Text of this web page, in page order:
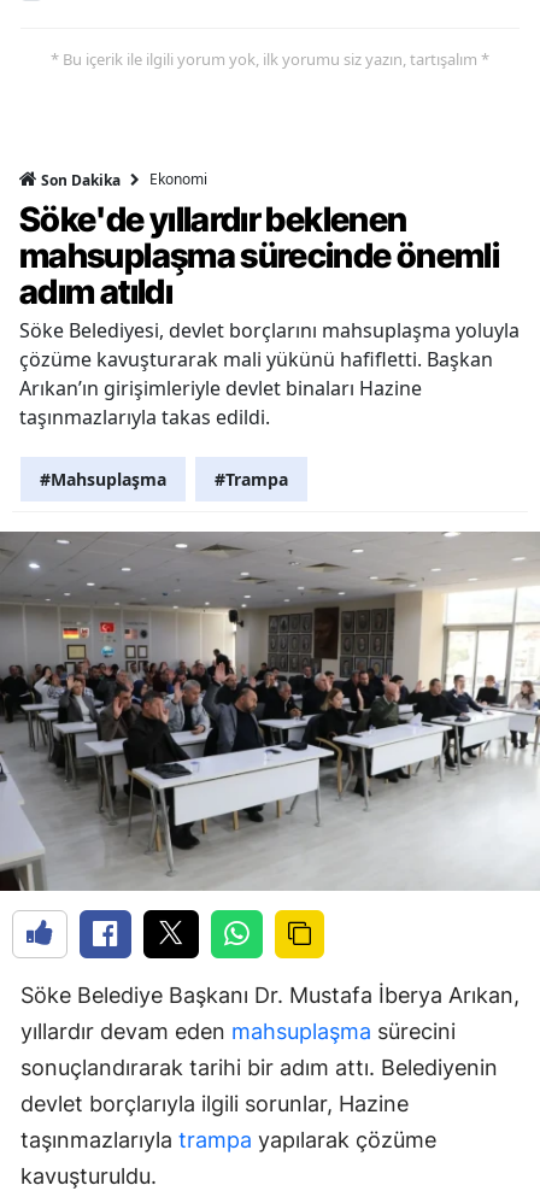
* Bu içerik ile ilgili yorum yok, ilk yorumu siz yazın, tartışalım *
Son Dakika Ekonomi
Söke'de yıllardır beklenen
mahsuplaşma sürecinde önemli
adım atıldı
Söke Belediyesi, devlet borçlarını mahsuplaşma yoluyla
çözüme kavuşturarak mali yükünü hafifletti. Başkan
Arıkan’ın girişimleriyle devlet binaları Hazine
taşınmazlarıyla takas edildi.
#Mahsuplaşma #Trampa
Söke Belediye Başkanı Dr. Mustafa İberya Arıkan,
yıllardır devam eden mahsuplaşma sürecini
sonuçlandırarak tarihi bir adım attı. Belediyenin
devlet borçlarıyla ilgili sorunlar, Hazine
taşınmazlarıyla trampa yapılarak çözüme
kavuşturuldu.